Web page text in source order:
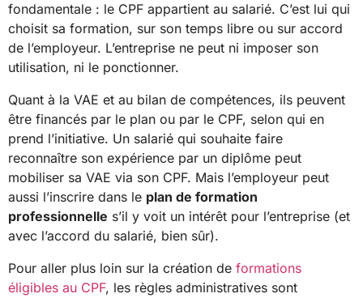
fondamentale : le CPF appartient au salarié. C’est lui qui
choisit sa formation, sur son temps libre ou sur accord
de l’employeur. L’entreprise ne peut ni imposer son
utilisation, ni le ponctionner.
Quant à la VAE et au bilan de compétences, ils peuvent
être financés par le plan ou par le CPF, selon qui en
prend l’initiative. Un salarié qui souhaite faire
reconnaître son expérience par un diplôme peut
mobiliser sa VAE via son CPF. Mais l’employeur peut
aussi l’inscrire dans le plan de formation
professionnelle s’il y voit un intérêt pour l’entreprise (et
avec l’accord du salarié, bien sûr).
Pour aller plus loin sur la création de formations
éligibles au CPF, les règles administratives sont